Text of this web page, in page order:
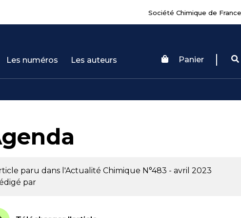
Société Chimique de France
Les numéros Les auteurs Panier
paru dans l'Actualité Chimique N°483 - avril 2023
par